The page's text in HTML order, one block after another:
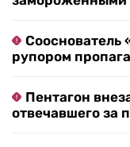
Сооснователь
рупором
Пентагон
отвечавшего за